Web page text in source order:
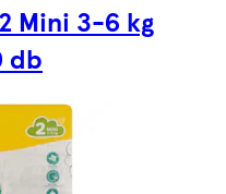
Mini 3-6 kg
db